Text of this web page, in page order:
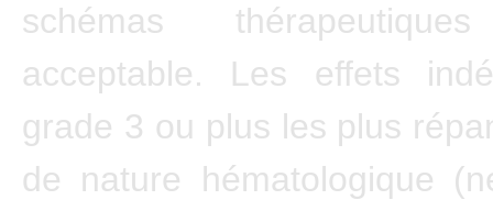
schémas
acceptable. Les effets
grade 3 ou plus les plus
de nature hématologique